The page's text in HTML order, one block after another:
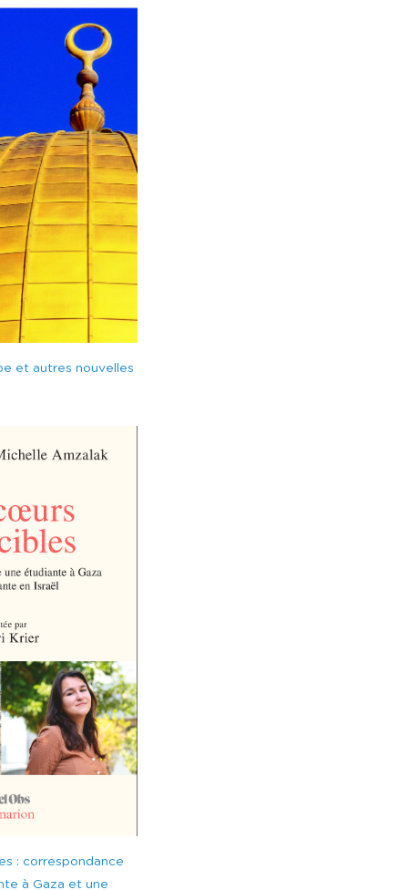
et autres nouvelles
: correspondance
à Gaza et une